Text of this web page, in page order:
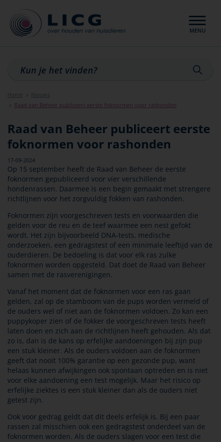
MENU
Home
Nieuws
Raad van Beheer publiceert eerste foknormen voor rashonden
Raad van Beheer publiceert eerste
foknormen voor rashonden
17-09-2024
Op 15 september heeft de Raad van Beheer de eerste
foknormen gepubliceerd voor vier verschillende
hondenrassen. Daarmee is een begin gemaakt met strengere
richtlijnen voor het zorgvuldig fokken van rashonden.
Foknormen zijn voorgeschreven tests en voorwaarden die
gelden voor de reu en de teef waarmee een nest gefokt
wordt. Het zijn bijvoorbeeld DNA-tests, medische
onderzoeken, een gedragstest of een minimale leeftijd van de
ouderdieren. De bedoeling is dat voor elk ras zulke
foknormen worden opgesteld. Dat doet de Raad van Beheer
samen met de rasverenigingen.
Vanaf het moment dat de foknormen voor een ras gaan
gelden, zal op de stamboom van de pups worden vermeld of
de ouders wel of niet aan de foknormen voldoen. Zo kan een
puppykoper zien of de fokker de voorgeschreven tests heeft
laten doen en zich aan de richtlijnen heeft gehouden. Als dat
zo is, dan is de kans op erfelijke aandoeningen bij zijn pup
een stuk kleiner. Als de ouders voldoen aan de foknormen
geeft dat nooit 100% garantie op een gezonde pup, want
helaas kunnen afwijkingen ook spontaan optreden en is niet
voor elke aandoening een test mogelijk. Maar het risico op
erfelijke ziektes is een stuk kleiner dan als de ouders niet
getest zijn.
Ook voor gedrag geldt dat dit deels erfelijk is. Bij een paar
rassen zal misschien ook een gedragstest onderdeel van de
foknormen worden. Als de ouders slagen voor een test die